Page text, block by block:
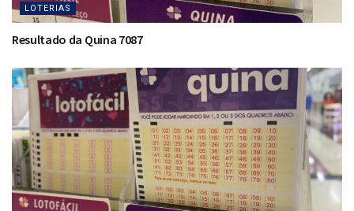
LOTERIAS
Resultado da Quina 7087